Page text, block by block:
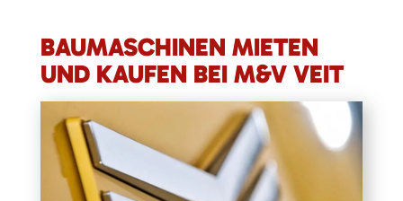
BAUMASCHINEN MIETEN
UND KAUFEN BEI M&V VEIT